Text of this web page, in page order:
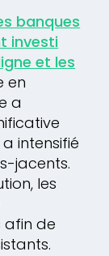
banques
investi
et les
en
a
intensifié
jacents.
les
afin de